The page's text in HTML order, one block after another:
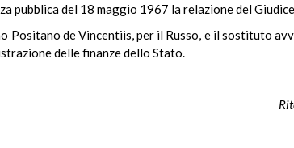
pubblica del 18 maggio 1967 la relazione del
Positano de Vincentiis, per il Russo, e il sostituto
delle finanze dello Stato.